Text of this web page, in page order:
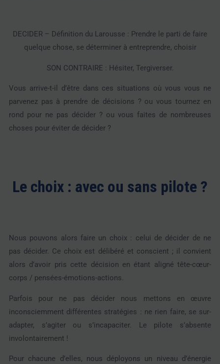
DECIDER – Définition du Larousse : Prendre le parti de faire
quelque chose, se déterminer à entreprendre, choisir
SON CONTRAIRE : Hésiter, Tergiverser.
Vous arrive-t-il d’être dans ces situations où vous vous ne
parvenez pas à prendre de décisions ? ou vous tournez en
rond pour ne pas décider ? ou vous faites de nombreuses
choses pour éviter de décider ?
Le choix : avec ou sans pilote ?
Nous pouvons alors faire un choix : celui de décider de ne
pas décider. Ce choix est délibéré et conscient ; il convient
alors d’avoir pris cette décision en étant aligné tête-cœur-
corps / pensées-émotions-actions.
Parfois pour ne pas décider nous mettons en œuvre
inconsciemment différentes stratégies : ne rien faire, se sur-
adapter, s’agiter ou s’incapaciter. Le pilote s’absente
involontairement !
Pour chacune d’elles, nous déployons un niveau d’énergie